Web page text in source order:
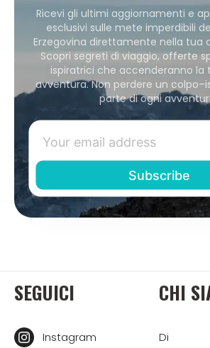
Ricevi gli ultimi aggiornamenti e
esclusivi sulle mete imperdibili
Erzegovina direttamente nella tua
Scopri segreti di viaggio, offerte
ispiratrici che accenderanno la
avventura. Non perdere un
parte di ogni
SEGUICI
Instagram
CHI
Di